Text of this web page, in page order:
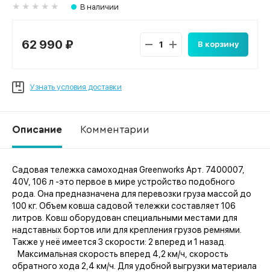
В наличии
62 990 ₽ В корзину
Узнать условия доставки
Описание Комментарии
Садовая тележка самоходная Greenworks Арт. 7400007,
40V, 106 л -это первое в мире устройство подобного
рода. Она предназначена для перевозки груза массой до
100 кг. Объем ковша садовой тележки составляет 106
литров. Ковш оборудован специальными местами для
надставных бортов или для крепления грузов ремнями.
Также у неё имеется 3 скорости: 2 вперед и 1 назад.
Максимальная скорость вперед 4,2 км/ч, скорость
обратного хода 2,4 км/ч. Для удобной выгрузки материала